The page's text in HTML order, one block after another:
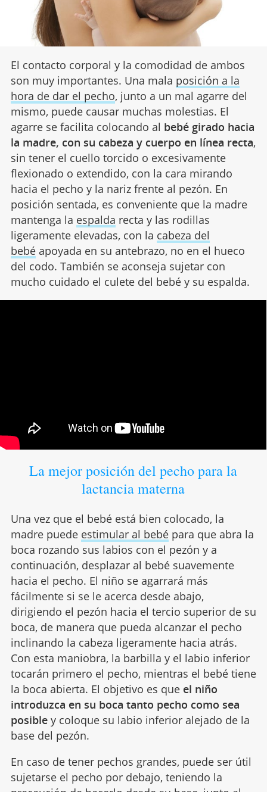
El contacto corporal y la comodidad de ambos
son muy importantes. Una mala posición a la
hora de dar el pecho, junto a un mal agarre del
mismo, puede causar muchas molestias. El
agarre se facilita colocando al bebé girado hacia
la madre, con su cabeza y cuerpo en línea recta,
sin tener el cuello torcido o excesivamente
flexionado o extendido, con la cara mirando
hacia el pecho y la nariz frente al pezón. En
posición sentada, es conveniente que la madre
mantenga la espalda recta y las rodillas
ligeramente elevadas, con la cabeza del
bebéapoyada en su antebrazo, no en el hueco
del codo. También se aconseja sujetar con
mucho cuidado el culete del bebé y su espalda.
La mejor posición del pecho para la
lactancia materna
Una vez que el bebé está bien colocado, la
madre puede estimular al bebépara que abra la
boca rozando sus labios con el pezón y a
continuación, desplazar al bebé suavemente
hacia el pecho. El niño se agarrará más
fácilmente si se le acerca desde abajo,
dirigiendo el pezón hacia el tercio superior de su
boca, de manera que pueda alcanzar el pecho
inclinando la cabeza ligeramente hacia atrás.
Con esta maniobra, la barbilla y el labio inferior
tocarán primero el pecho, mientras el bebé tiene
la boca abierta. El objetivo es que el niño
introduzca en su boca tanto pecho como sea
posibley coloque su labio inferior alejado de la
base del pezón.
En caso de tener pechos grandes, puede ser útil
sujetarse el pecho por debajo, teniendo la